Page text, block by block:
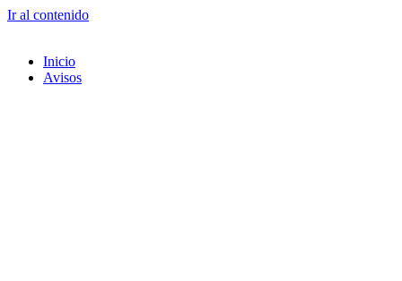
Ir al contenido
Inicio
Avisos